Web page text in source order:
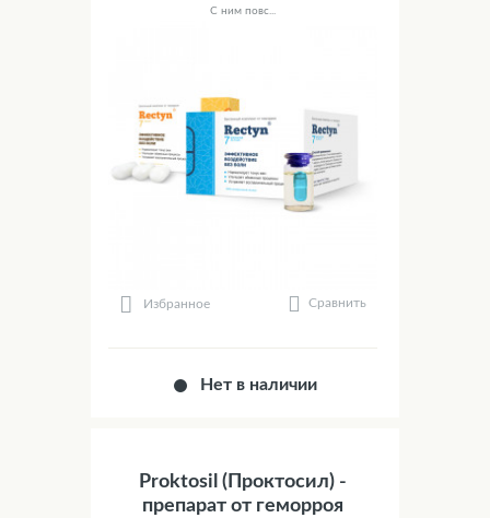
С ним повс...
Избранное Сравнить
Нет в наличии
Proktosil (Проктосил) -
препарат от геморроя